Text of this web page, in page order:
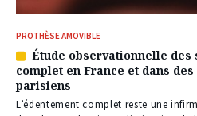
PROTHÈSE AMOVIBLE
Article
réservé
à
nos
Étude observationnelle des
complet en France et dans
parisiens
L’édentement complet reste une